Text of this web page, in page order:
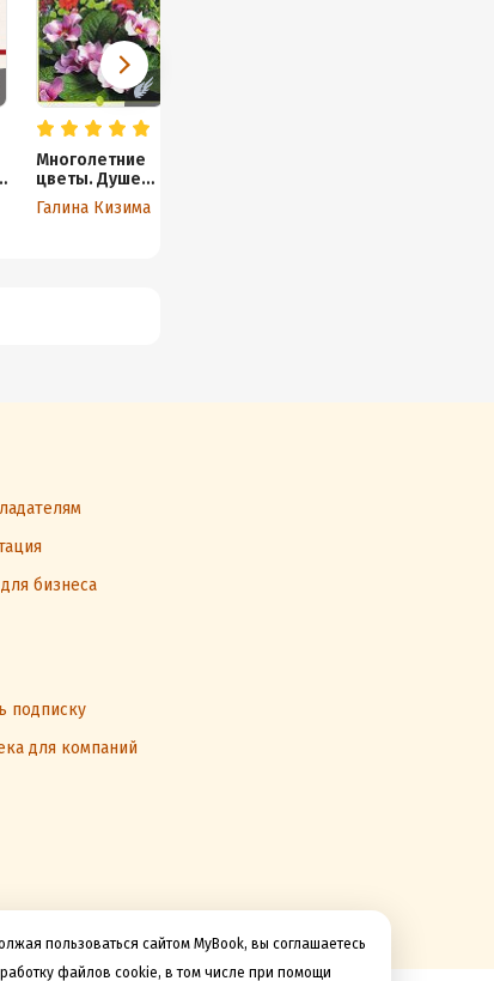
пользоваться сайтом MyBook, вы соглашаетесь
файлов cookie, в том числе при помощи
Многолетние
цветы. Душе
отрада, за
труды награда
Галина Кизима
бизнеса
подписку
для компаний